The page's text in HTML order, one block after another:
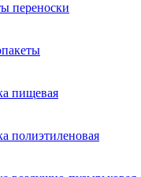
переноски
пищевая
полиэтиленовая